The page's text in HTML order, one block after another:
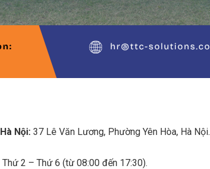
Hà Nội: 37 Lê Văn Lương, Phường Yên Hòa, Hà Nội.
Thứ 2 – Thứ 6 (từ 08:00 đến 17:30).